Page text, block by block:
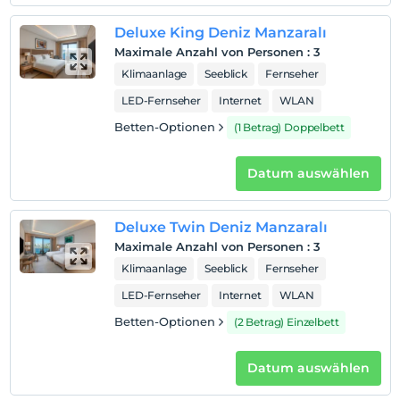
ve gece kulüplerinin keyfini çıkarabileceğiniz ya da
Ege'nin berrak sularında yelken açabileceğiniz Yalıkavak
Marina'da lüks bir dünyaya adım atın.
Strand
Auf Karte
anzeigen
Hotelpolitik
Einchecken
Haustiere sind erlaubt. Keine zusätzlichen Kosten.
Deluxe King Deniz Manzaralı
Maximale Anzahl von Personen : 3
Klimaanlage Seeblick
Fernseher
LED-Fernseher
Internet WLAN
Betten-Optionen (1 Betrag) Doppelbett
Datum auswählen
Deluxe Twin Deniz Manzaralı
Maximale Anzahl von Personen : 3
Klimaanlage Seeblick
Fernseher
LED-Fernseher
Internet WLAN
Betten-Optionen (2 Betrag) Einzelbett
Datum auswählen